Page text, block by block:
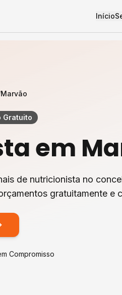
Início
Marvão
Gratuito
em
de nutricionista no
gratuitamente e
Compromisso